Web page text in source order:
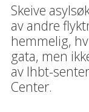
Skeive
av andre
hemmelig,
gata, men
av lhbt-
Center.